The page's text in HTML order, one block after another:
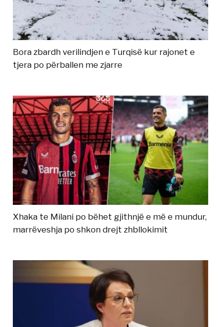
Bora zbardh verilindjen e Turqisë kur rajonet e
tjera po përballen me zjarre
Xhaka te Milani po bëhet gjithnjë e më e mundur,
marrëveshja po shkon drejt zhbllokimit